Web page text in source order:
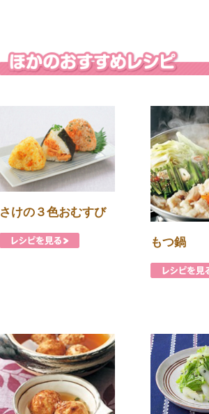
さけの３色おむすび
もつ鍋